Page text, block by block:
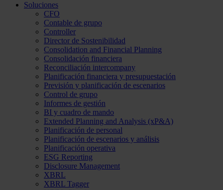
Soluciones
CFO
Contable de grupo
Controller
Director de Sostenibilidad
Consolidation and Financial Planning
Consolidación financiera
Reconciliación intercompany
Planificación financiera y presupuestación
Previsión y planificación de escenarios
Control de grupo
Informes de gestión
BI y cuadro de mando
Extended Planning and Analysis (xP&A)
Planificación de personal
Planificación de escenarios y análisis
Planificación operativa
ESG Reporting
Disclosure Management
XBRL
XBRL Tagger